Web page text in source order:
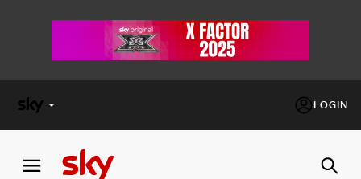
LOGIN
FACTOR